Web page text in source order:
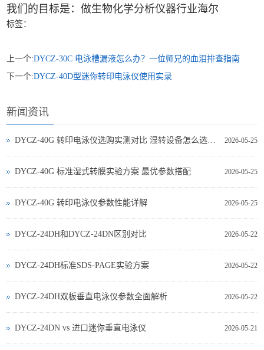
我们的目标是：做生物化学分析仪器行业海尔
标签：
上一个:DYCZ-30C 电泳槽漏液怎么办？一位师兄的血泪排查指南
下一个:DYCZ-40D型迷你转印电泳仪使用实录
新闻资讯
2026-05-25
DYCZ-40G 转印电泳仪选购实测对比 湿转设备怎么选不踩坑
2026-05-25
DYCZ-40G 标准湿式转膜实验方案 最优参数搭配
2026-05-25
DYCZ-40G 转印电泳仪参数性能详解
2026-05-22
DYCZ-24DH和DYCZ-24DN区别对比
2026-05-22
DYCZ-24DH标准SDS-PAGE实验方案
2026-05-22
DYCZ-24DH双板垂直电泳仪参数全面解析
2026-05-21
DYCZ‑24DN vs 进口迷你垂直电泳仪